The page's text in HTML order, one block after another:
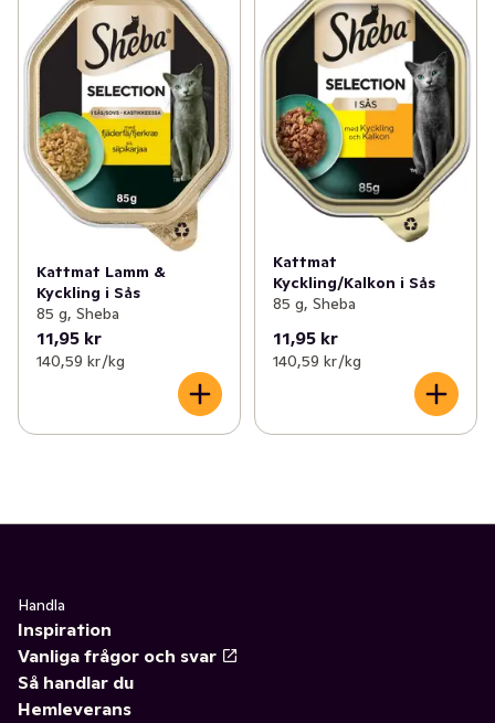
Kattmat Lamm &
Kyckling i Sås
85 g, Sheba
11,95 kr
140,59 kr /kg
Kattmat
Kyckling/Kalkon i Sås
85 g, Sheba
11,95 kr
140,59 kr /kg
Handla
Inspiration
Vanliga frågor och svar
Så handlar du
Hemleverans